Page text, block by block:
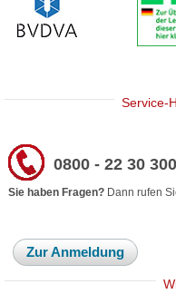
Service-
0800 - 22 30
Sie haben Fragen? Dann rufen
Zur Anmeldung